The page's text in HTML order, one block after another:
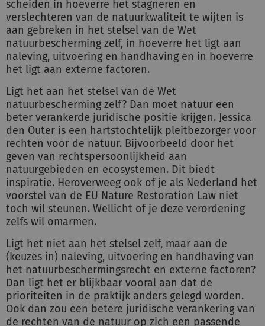
scheiden in hoeverre het stagneren en
verslechteren van de natuurkwaliteit te wijten is
aan gebreken in het stelsel van de Wet
natuurbescherming zelf, in hoeverre het ligt aan
naleving, uitvoering en handhaving en in hoeverre
het ligt aan externe factoren.
Ligt het aan het stelsel van de Wet
natuurbescherming zelf? Dan moet natuur een
beter verankerde juridische positie krijgen. Jessica
den Outer is een hartstochtelijk pleitbezorger voor
rechten voor de natuur. Bijvoorbeeld door het
geven van rechtspersoonlijkheid aan
natuurgebieden en ecosystemen. Dit biedt
inspiratie. Heroverweeg ook of je als Nederland het
voorstel van de EU Nature Restoration Law niet
toch wil steunen. Wellicht of je deze verordening
zelfs wil omarmen.
Ligt het niet aan het stelsel zelf, maar aan de
(keuzes in) naleving, uitvoering en handhaving van
het natuurbeschermingsrecht en externe factoren?
Dan ligt het er blijkbaar vooral aan dat de
prioriteiten in de praktijk anders gelegd worden.
Ook dan zou een betere juridische verankering van
de rechten van de natuur op zich een passende